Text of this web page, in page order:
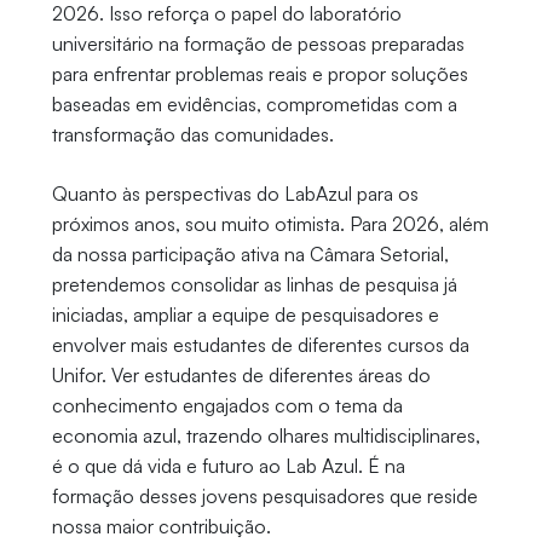
2026. Isso reforça o papel do laboratório
universitário na formação de pessoas preparadas
para enfrentar problemas reais e propor soluções
baseadas em evidências, comprometidas com a
transformação das comunidades.
Quanto às perspectivas do LabAzul para os
próximos anos, sou muito otimista. Para 2026, além
da nossa participação ativa na Câmara Setorial,
pretendemos consolidar as linhas de pesquisa já
iniciadas, ampliar a equipe de pesquisadores e
envolver mais estudantes de diferentes cursos da
Unifor. Ver estudantes de diferentes áreas do
conhecimento engajados com o tema da
economia azul, trazendo olhares multidisciplinares,
é o que dá vida e futuro ao Lab Azul. É na
formação desses jovens pesquisadores que reside
nossa maior contribuição.